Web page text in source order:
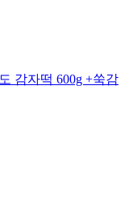
감자떡 600g +쑥감